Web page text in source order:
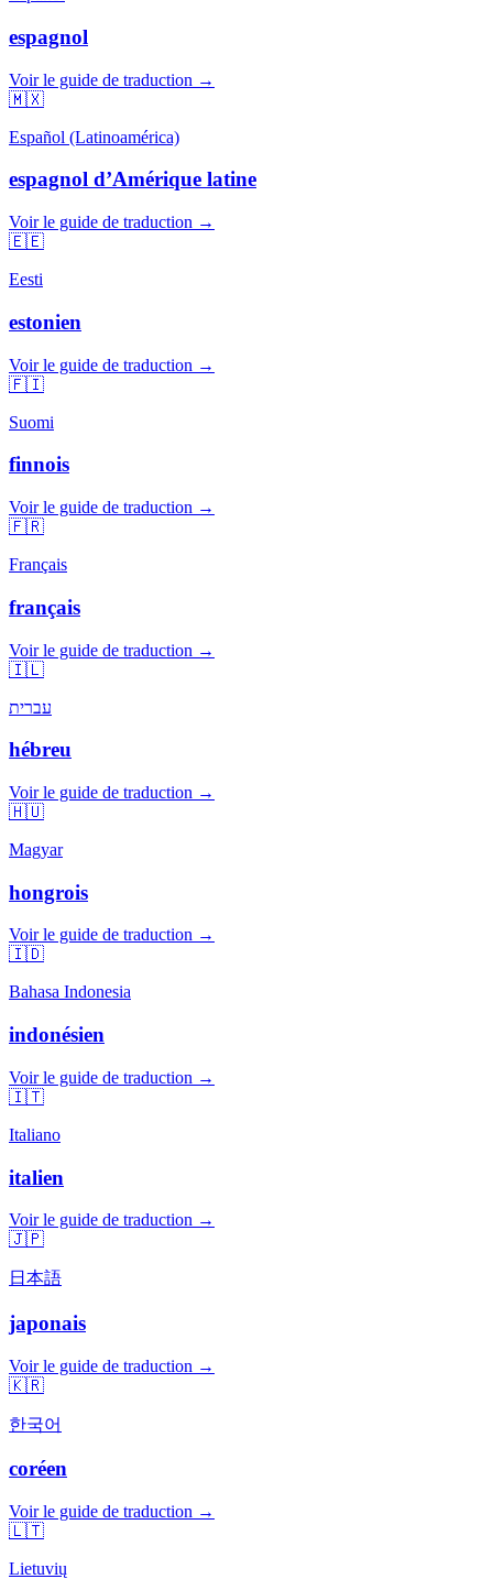
espagnol
Voir le guide de traduction →
🇲🇽
Español (Latinoamérica)
espagnol d’Amérique latine
Voir le guide de traduction →
🇪🇪
Eesti
estonien
Voir le guide de traduction →
🇫🇮
Suomi
finnois
Voir le guide de traduction →
🇫🇷
Français
français
Voir le guide de traduction →
🇮🇱
עברית
hébreu
Voir le guide de traduction →
🇭🇺
Magyar
hongrois
Voir le guide de traduction →
🇮🇩
Bahasa Indonesia
indonésien
Voir le guide de traduction →
🇮🇹
Italiano
italien
Voir le guide de traduction →
🇯🇵
日本語
japonais
Voir le guide de traduction →
🇰🇷
한국어
coréen
Voir le guide de traduction →
🇱🇹
Lietuvių